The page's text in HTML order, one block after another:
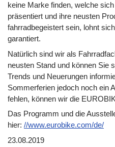
keine Marke finden, welche
präsentiert und ihre neusten
fahrradbegeistert sein, lohnt
garantiert.
Natürlich sind wir als
neusten Stand und können Sie
Trends und Neuerungen
Sommerferien jedoch noch ein
fehlen, können wir die
Das Programm und die
hier: //www.eurobike.com/de/
23.08.2019